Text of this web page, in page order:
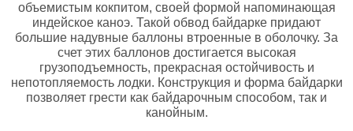
объемистым кокпитом, своей формой напоминающая
индейское каноэ. Такой обвод байдарке придают
большие надувные баллоны втроенные в оболочку. За
счет этих баллонов достигается высокая
грузоподъемность, прекрасная остойчивость и
непотопляемость лодки. Конструкция и форма байдарки
позволяет грести как байдарочным способом, так и
канойным.